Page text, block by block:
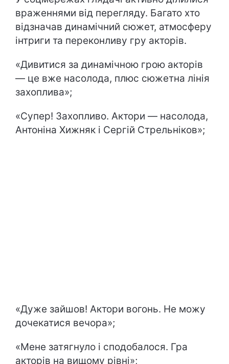
враженнями від перегляду. Багато хто
відзначав динамічний сюжет, атмосферу
інтриги та переконливу гру акторів.
«Дивитися за динамічною грою акторів
— це вже насолода, плюс сюжетна лінія
захоплива»;
«Супер! Захопливо. Актори — насолода,
Антоніна Хижняк і Сергій Стрельніков»;
«Дуже зайшов! Актори вогонь. Не можу
дочекатися вечора»;
«Мене затягнуло і сподобалося. Гра
акторів на вищому рівні»;